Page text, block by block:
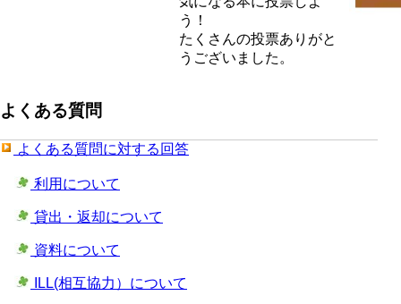
う！
たくさんの投票ありがと
うございました。
よくある質問
よくある質問に対する回答
利用について
貸出・返却について
資料について
ILL(相互協力）について